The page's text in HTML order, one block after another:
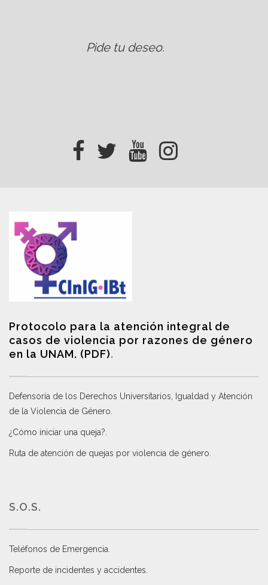
Pide tu deseo.
Protocolo para la atención integral de
casos de violencia por razones de género
en la UNAM. (PDF).
Defensoría de los Derechos Universitarios, Igualdad y Atención
de la Violencia de Género
¿Cómo iniciar una queja?
Ruta de atención de quejas por violencia de género
S.O.S.
Teléfonos de Emergencia.
Reporte de incidentes y accidentes